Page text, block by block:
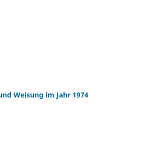
Weisung im Jahr 1974